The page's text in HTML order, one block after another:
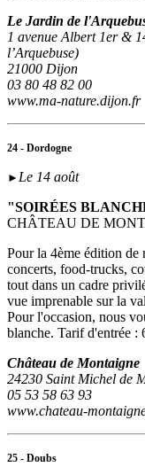
Le Jardin de
1 avenue Albert 1er &
l’Arquebuse)
21000 Dijon
03 80 48 82 00
www.ma-nature.dijon.fr
24 - Dordogne
► Le 14 août
"SOIRÉES
CHÂTEAU DE
Pour la 4ème édition de
concerts, food-trucks,
tout dans un cadre
vue imprenable sur la
Pour l'occasion, nous
blanche. Tarif d'entrée :
Château de Montaigne
24230 Saint Michel de
05 53 58 63 93
www.chateau-
25 - Doubs